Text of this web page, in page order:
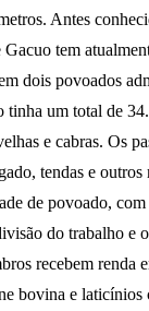
Antes
tem
dois povoados
um total de
e cabras. Os
tendas e outros
de povoado,
do trabalho e
recebem renda
bovina e laticínios